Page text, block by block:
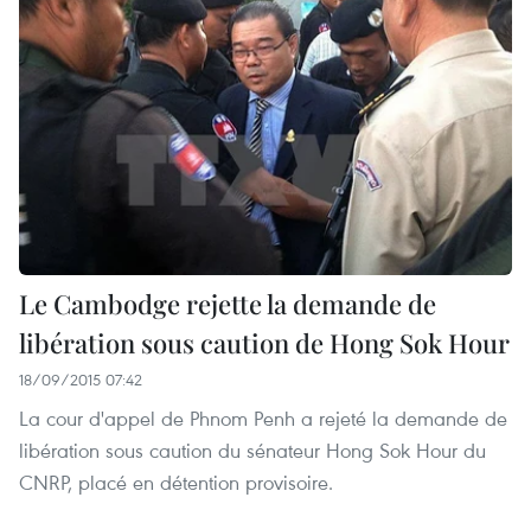
Le Cambodge rejette la demande de
libération sous caution de Hong Sok Hour
18/09/2015 07:42
La cour d'appel de Phnom Penh a rejeté la demande de
libération sous caution du sénateur Hong Sok Hour du
CNRP, placé en détention provisoire.